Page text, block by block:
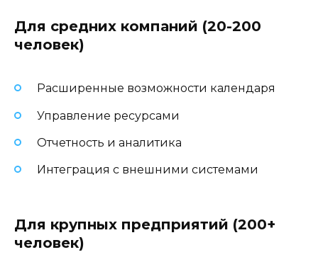
Для средних компаний (20-200
человек)
Расширенные возможности календаря
Управление ресурсами
Отчетность и аналитика
Интеграция с внешними системами
Для крупных предприятий (200+
человек)